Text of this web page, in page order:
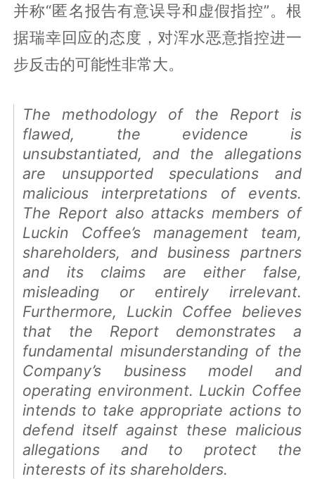
并称“匿名报告有意误导和虚假指控”。根
据瑞幸回应的态度，对浑水恶意指控进一
步反击的可能性非常大。
The methodology of the Report is
flawed, the evidence is
unsubstantiated, and the allegations
are unsupported speculations and
malicious interpretations of events.
The Report also attacks members of
Luckin Coffee’s management team,
shareholders, and business partners
and its claims are either false,
misleading or entirely irrelevant.
Furthermore, Luckin Coffee believes
that the Report demonstrates a
fundamental misunderstanding of the
Company’s business model and
operating environment. Luckin Coffee
intends to take appropriate actions to
defend itself against these malicious
allegations and to protect the
interests of its shareholders.